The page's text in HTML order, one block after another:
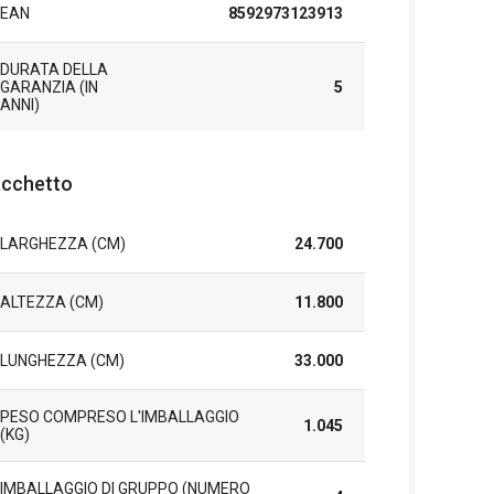
EAN 8592973123913
DURATA DELLA
GARANZIA (IN
ANNI)
5
LARGHEZZA (CM) 24.700
ALTEZZA (CM) 11.800
LUNGHEZZA (CM) 33.000
PESO COMPRESO L'IMBALLAGGIO
(KG)
1.045
IMBALLAGGIO DI GRUPPO (NUMERO